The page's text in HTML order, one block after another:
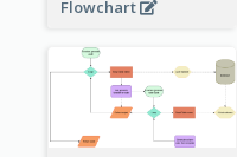
Flowchart